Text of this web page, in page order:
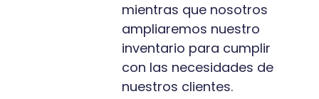
mientras que nosotros
ampliaremos nuestro
inventario para cumplir
con las necesidades de
nuestros clientes.